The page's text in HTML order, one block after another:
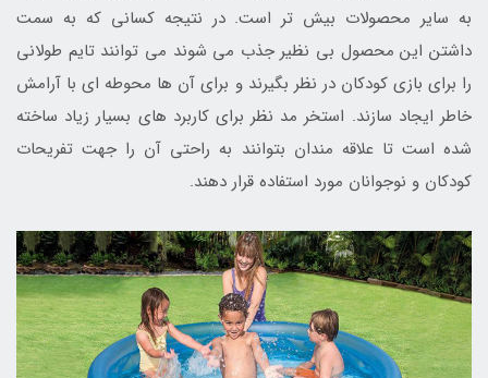
به سایر محصولات بیش تر است. در نتیجه کسانی که به سمت
داشتن این محصول بی نظیر جذب می شوند می توانند تایم طولانی
را برای بازی کودکان در نظر بگیرند و برای آن ها محوطه ای با آرامش
خاطر ایجاد سازند. استخر مد نظر برای کاربرد های بسیار زیاد ساخته
شده است تا علاقه مندان بتوانند به راحتی آن را جهت تفریحات
کودکان و نوجوانان مورد استفاده قرار دهند.